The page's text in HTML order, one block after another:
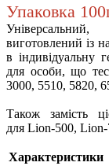
Упаковка
виготовлений із
в індивідуальну
для особи, що
3000, 5510, 5820,
Також замість
для Lion-500,
Характеристики